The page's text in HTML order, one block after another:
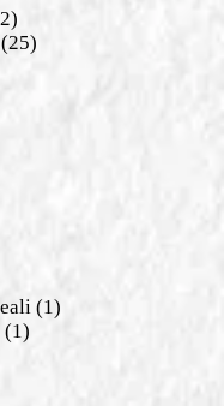
(25)
(1)
(1)